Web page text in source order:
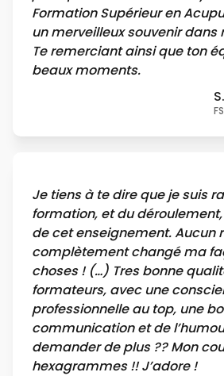
Formation Supérieur en
un merveilleux souvenir dans
Te remerciant ainsi que ton
beaux moments.
Je tiens à te dire que je suis
formation, et du
de cet enseignement. Aucun
complètement changé ma
choses ! (…) Tres bonne
formateurs, avec une
professionnelle au top, une
communication et de
demander de plus ?? Mon
hexagrammes !! J’adore !